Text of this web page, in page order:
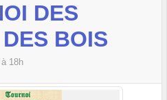
DES
BOIS
18h